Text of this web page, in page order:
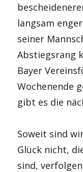
langsam
seiner
Abstiegsrang
Bayer
Wochenende
gibt es die
Soweit sind
Glück nicht,
sind,